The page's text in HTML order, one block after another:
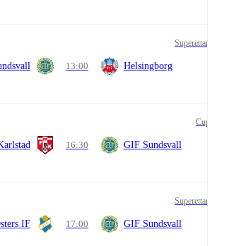
Superettan
13:00 Helsingborg
Cup
16:30 GIF Sundsvall
Superettan
IF 17:00 GIF Sundsvall